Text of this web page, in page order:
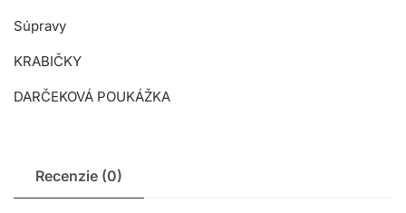
Súpravy
KRABIČKY
DARČEKOVÁ POUKÁŽKA
Recenzie (0)